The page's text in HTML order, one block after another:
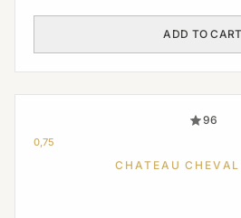
ADD TO CART
96
0,75
CHATEAU